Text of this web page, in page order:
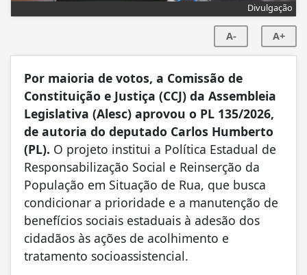
Divulgação
A- A+
Por maioria de votos, a Comissão de
Constituição e Justiça (CCJ) da Assembleia
Legislativa (Alesc) aprovou o PL 135/2026,
de autoria do deputado Carlos Humberto
(PL). O projeto institui a Política Estadual de
Responsabilização Social e Reinserção da
População em Situação de Rua, que busca
condicionar a prioridade e a manutenção de
benefícios sociais estaduais à adesão dos
cidadãos às ações de acolhimento e
tratamento socioassistencial.